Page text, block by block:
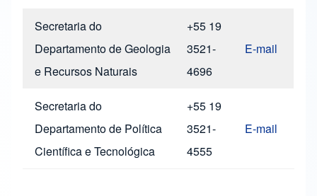
Secretaria do
Departamento de Geologia
e Recursos Naturais
+55 19
3521-
4696
E-mail
Secretaria do
Departamento de Política
Científica e Tecnológica
+55 19
3521-
4555
E-mail